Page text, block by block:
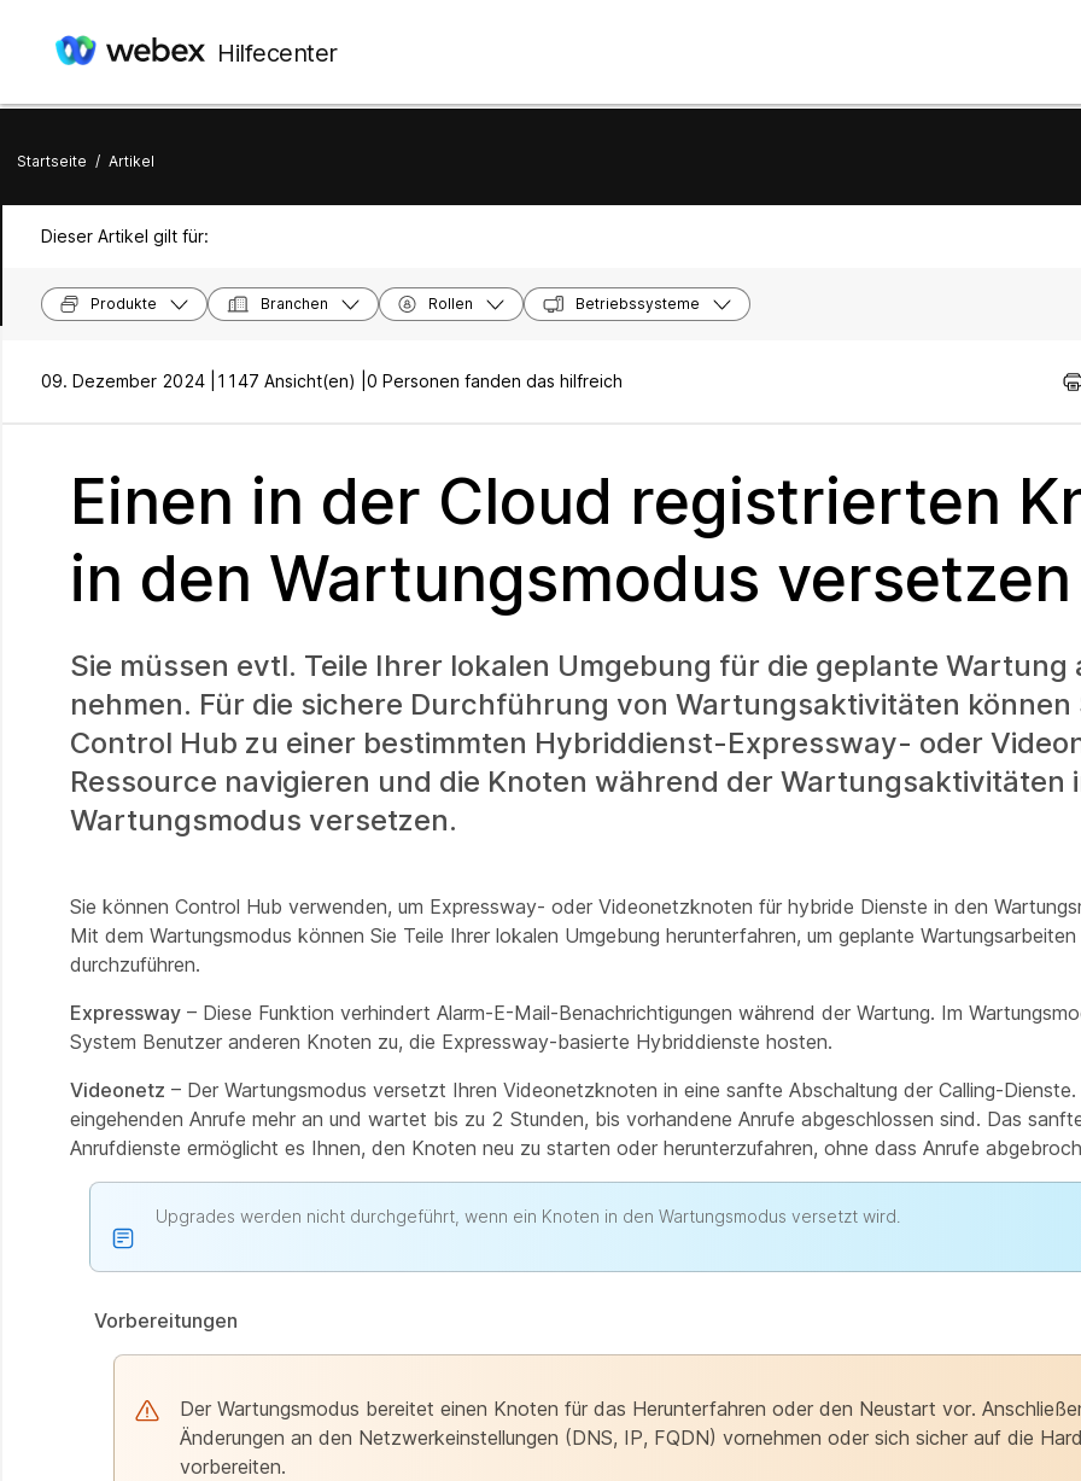
Hilfecenter
Startseite / Artikel
Dieser Artikel gilt für:
Produkte Branchen Rollen Betriebssysteme
09. Dezember 2024 | 1147 Ansicht(en) | 0 Personen fanden das hilfreich
Einen in der Cloud registrierten
in den Wartungsmodus versetzen
Sie müssen evtl. Teile Ihrer lokalen Umgebung für die geplante Wartung
nehmen. Für die sichere Durchführung von Wartungsaktivitäten können
Control Hub zu einer bestimmten Hybriddienst-Expressway- oder
Ressource navigieren und die Knoten während der Wartungsaktivitäten
Wartungsmodus versetzen.
Sie können Control Hub verwenden, um Expressway- oder Videonetzknoten für hybride Dienste in den
Mit dem Wartungsmodus können Sie Teile Ihrer lokalen Umgebung herunterfahren, um geplante Wartungsarbeiten
durchzuführen.
Expressway – Diese Funktion verhindert Alarm-E-Mail-Benachrichtigungen während der Wartung. Im
System Benutzer anderen Knoten zu, die Expressway-basierte Hybriddienste hosten.
Videonetz – Der Wartungsmodus versetzt Ihren Videonetzknoten in eine sanfte Abschaltung der Calling-Dienste.
eingehenden Anrufe mehr an und wartet bis zu 2 Stunden, bis vorhandene Anrufe abgeschlossen sind. Das
Anrufdienste ermöglicht es Ihnen, den Knoten neu zu starten oder herunterzufahren, ohne dass Anrufe
Upgrades werden nicht durchgeführt, wenn ein Knoten in den Wartungsmodus versetzt wird.
Vorbereitungen
Der Wartungsmodus bereitet einen Knoten für das Herunterfahren oder den Neustart vor.
Änderungen an den Netzwerkeinstellungen (DNS, IP, FQDN) vornehmen oder sich sicher auf die
vorbereiten.